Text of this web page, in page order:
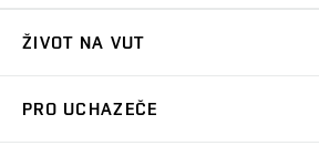
ŽIVOT NA VUT
PRO UCHAZEČE